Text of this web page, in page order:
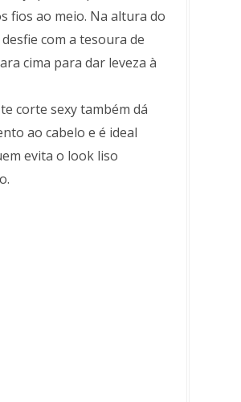
fios ao meio. Na altura do
com a tesoura de
cima para dar leveza à
corte sexy também dá
ao cabelo e é ideal
evita o look liso